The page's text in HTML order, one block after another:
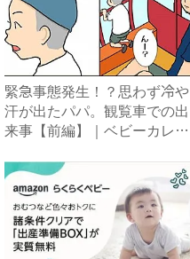
緊急事態発生！？思わず冷や
汗が出たパパ。観覧車での出
来事【前編】｜ベビーカレン